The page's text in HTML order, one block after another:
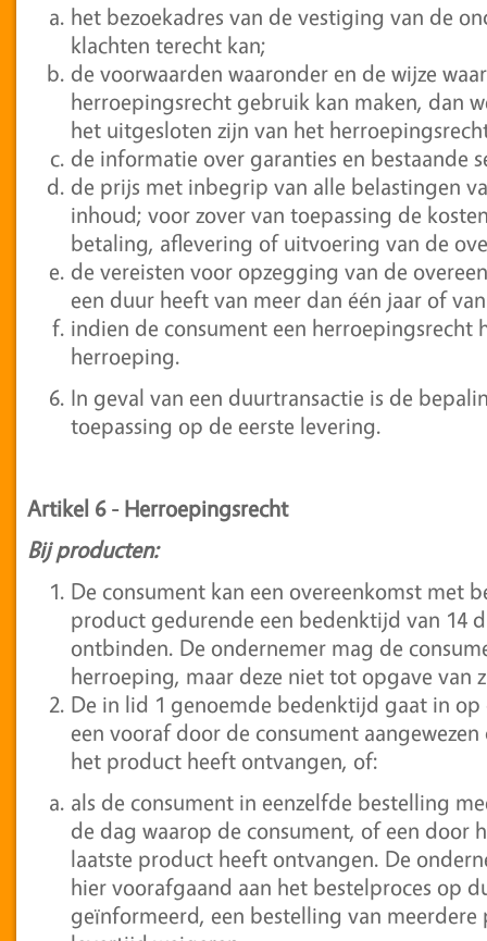
het bezoekadres van de vestiging van de
klachten terecht kan;
de voorwaarden waaronder en de wijze
herroepingsrecht gebruik kan maken, dan
het uitgesloten zijn van het
de informatie over garanties en bestaande
de prijs met inbegrip van alle belastingen
inhoud; voor zover van toepassing de
betaling, aflevering of uitvoering van de
de vereisten voor opzegging van de
een duur heeft van meer dan één jaar of
indien de consument een
herroeping.
In geval van een duurtransactie is de
toepassing op de eerste levering.
Artikel 6- Herroepingsrecht
Bij producten:
De consument kan een overeenkomst met
product gedurende een bedenktijd van 14
ontbinden. De ondernemer mag de
herroeping, maar deze niet tot opgave van
De in lid 1 genoemde bedenktijd gaat in
een vooraf door de consument
het product heeft ontvangen, of:
als de consument in eenzelfde bestelling
de dag waarop de consument, of een door
laatste product heeft ontvangen. De
hier voorafgaand aan het bestelproces op
geïnformeerd, een bestelling van